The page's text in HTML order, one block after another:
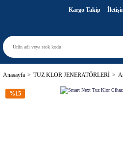
Kargo Takip
Anasayfa TUZ KLOR JENERATÖRLERİ
%15